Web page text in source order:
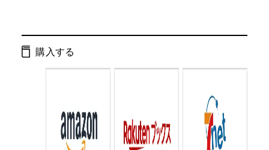
判型： A5判
購入する